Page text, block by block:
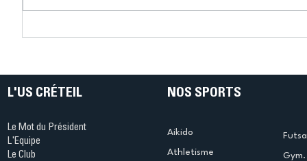
Ping ? Quand le tennis de
termine
L'US CRÉTEIL
Le Mot du Président
L'Equipe
Le Club
NOS SPORTS
Aikido
Athletisme